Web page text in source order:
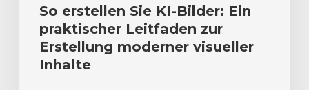
So erstellen Sie KI-Bilder: Ein
praktischer Leitfaden zur
Erstellung moderner visueller
Inhalte